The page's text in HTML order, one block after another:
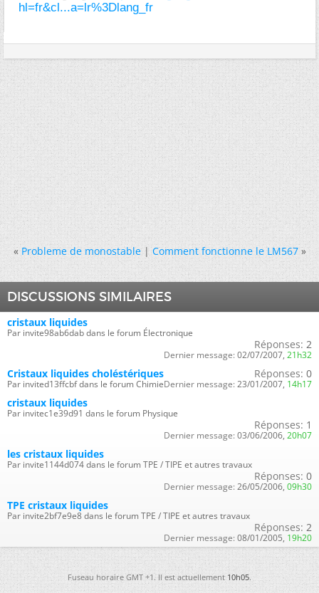
hl=fr&cl...a=lr%3Dlang_fr
« Probleme de monostable|Comment fonctionne le LM567 »
DISCUSSIONS SIMILAIRES
cristaux liquides
Par invite98ab6dab dans le forum Électronique
Réponses: 2
Dernier message: 02/07/2007, 21h32
Cristaux liquides choléstériques
Par invited13ffcbf dans le forum Chimie
Réponses: 0
Dernier message: 23/01/2007, 14h17
cristaux liquides
Par invitec1e39d91 dans le forum Physique
Réponses: 1
Dernier message: 03/06/2006, 20h07
les cristaux liquides
Par invite1144d074 dans le forum TPE / TIPE et autres travaux
Réponses: 0
Dernier message: 26/05/2006, 09h30
TPE cristaux liquides
Par invite2bf7e9e8 dans le forum TPE / TIPE et autres travaux
Réponses: 2
Dernier message: 08/01/2005, 19h20
Fuseau horaire GMT +1. Il est actuellement10h05.